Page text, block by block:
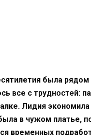
была
все с трудностей:
Лидия
в чужом платье,
временных